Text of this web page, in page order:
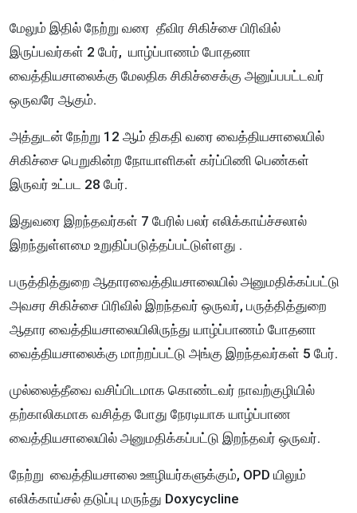
மேலும் இதில் நேற்று வரை தீவிர சிகிச்சை பிரிவில்
இருப்பவர்கள் 2 பேர், யாழ்ப்பாணம் போதனா
வைத்தியசாலைக்கு மேலதிக சிகிச்சைக்கு அனுப்பபட்டவர்
ஒருவரே ஆகும்.
அத்துடன் நேற்று 12 ஆம் திகதி வரை வைத்தியசாலையில்
சிகிச்சை பெறுகின்ற நோயாளிகள் கர்ப்பிணி பெண்கள்
இருவர் உட்பட 28 பேர்.
இதுவரை இறந்தவர்கள் 7 பேரில் பலர் எலிக்காய்ச்சலால்
இறந்துள்ளமை உறுதிப்படுத்தப்பட்டுள்ளது .
பருத்தித்துறை ஆதாரவைத்தியசாலையில் அனுமதிக்கப்பட்டு
அவசர சிகிச்சை பிரிவில் இறந்தவர் ஒருவர், பருத்தித்துறை
ஆதார வைத்தியசாலையிலிருந்து யாழ்ப்பாணம் போதனா
வைத்தியசாலைக்கு மாற்றப்பட்டு அங்கு இறந்தவர்கள் 5 பேர்.
முல்லைத்தீவை வசிப்பிடமாக கொண்டவர் நாவற்குழியில்
தற்காலிகமாக வசித்த போது நேரடியாக யாழ்ப்பாண
வைத்தியசாலையில் அனுமதிக்கப்பட்டு இறந்தவர் ஒருவர்.
நேற்று வைத்தியசாலை ஊழியர்களுக்கும், OPD யிலும்
எலிக்காய்சல் தடுப்பு மருந்து Doxycycline